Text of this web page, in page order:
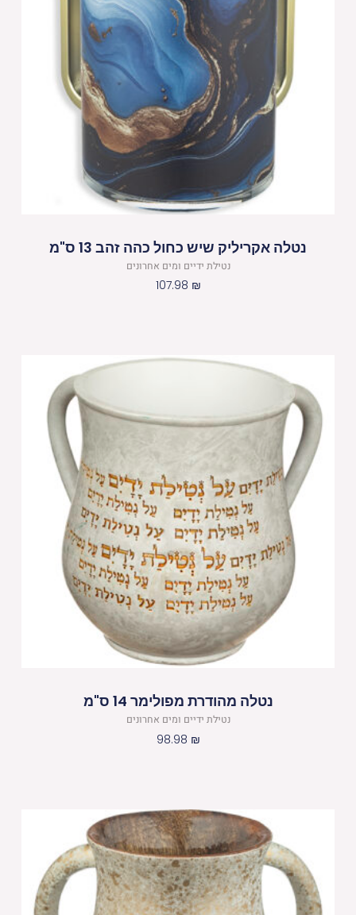
נטלה אקריליק שיש כחול כהה זהב 13 ס"מ
נטילת ידיים ומים אחרונים
107.98 ₪
נטלה מהודרת מפולימר 14 ס"מ
נטילת ידיים ומים אחרונים
98.98 ₪